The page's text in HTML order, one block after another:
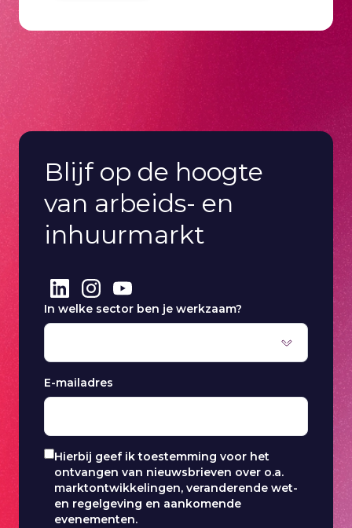
Blijf op de hoogte
van arbeids- en
inhuurmarkt
In welke sector ben je werkzaam?
E-mailadres
Hierbij geef ik toestemming voor het
ontvangen van nieuwsbrieven over o.a.
marktontwikkelingen, veranderende wet-
en regelgeving en aankomende
evenementen.